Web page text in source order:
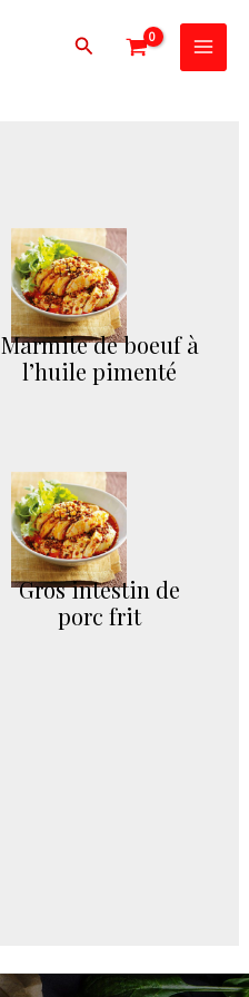
Rechercher
Main
Marmite de boeuf à
l’huile pimenté
Gros intestin de
porc frit